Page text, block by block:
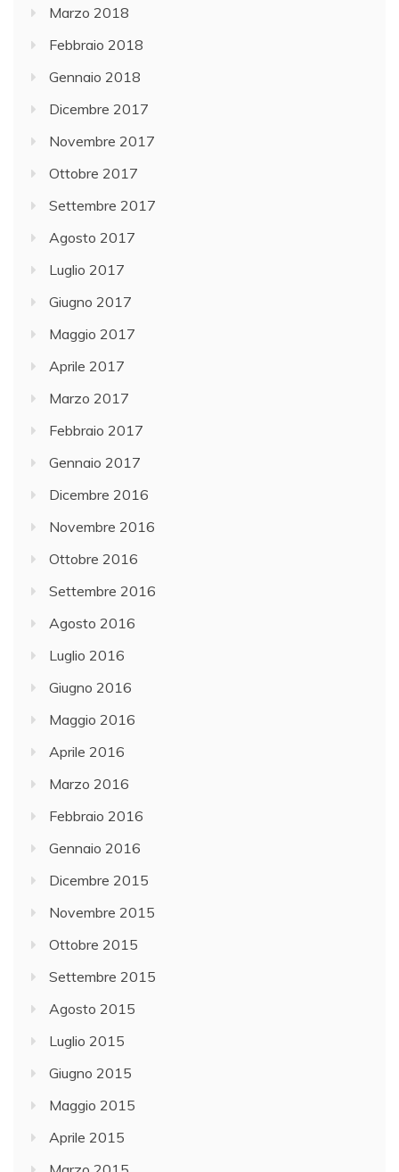
Marzo 2018
Febbraio 2018
Gennaio 2018
Dicembre 2017
Novembre 2017
Ottobre 2017
Settembre 2017
Agosto 2017
Luglio 2017
Giugno 2017
Maggio 2017
Aprile 2017
Marzo 2017
Febbraio 2017
Gennaio 2017
Dicembre 2016
Novembre 2016
Ottobre 2016
Settembre 2016
Agosto 2016
Luglio 2016
Giugno 2016
Maggio 2016
Aprile 2016
Marzo 2016
Febbraio 2016
Gennaio 2016
Dicembre 2015
Novembre 2015
Ottobre 2015
Settembre 2015
Agosto 2015
Luglio 2015
Giugno 2015
Maggio 2015
Aprile 2015